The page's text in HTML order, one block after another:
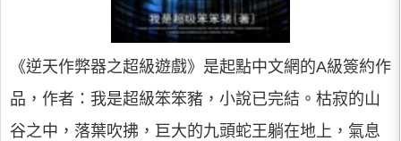
《逆天作弊器之超級遊戲》是起點中文網的A級簽約作
品，作者：我是超級笨笨豬，小說已完結。枯寂的山
谷之中，落葉吹拂，巨大的九頭蛇王躺在地上，氣息